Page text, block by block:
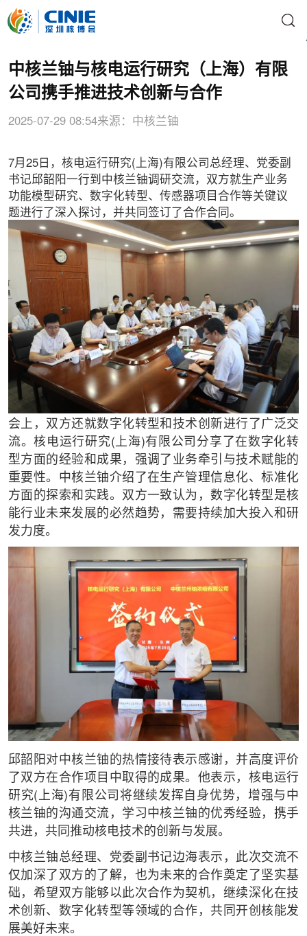
中核兰铀与核电运行研究（上海）有限
公司携手推进技术创新与合作
2025-07-29 08:54来源：中核兰铀
7月25日，核电运行研究(上海)有限公司总经理、党委副
书记邱韶阳一行到中核兰铀调研交流，双方就生产业务
功能模型研究、数字化转型、传感器项目合作等关键议
题进行了深入探讨，并共同签订了合作合同。
会上，双方还就数字化转型和技术创新进行了广泛交
流。核电运行研究(上海)有限公司分享了在数字化转
型方面的经验和成果，强调了业务牵引与技术赋能的
重要性。中核兰铀介绍了在生产管理信息化、标准化
方面的探索和实践。双方一致认为，数字化转型是核
能行业未来发展的必然趋势，需要持续加大投入和研
发力度。
邱韶阳对中核兰铀的热情接待表示感谢，并高度评价
了双方在合作项目中取得的成果。他表示，核电运行
研究(上海)有限公司将继续发挥自身优势，增强与中
核兰铀的沟通交流，学习中核兰铀的优秀经验，携手
共进，共同推动核电技术的创新与发展。
中核兰铀总经理、党委副书记边海表示，此次交流不
仅加深了双方的了解，也为未来的合作奠定了坚实基
础，希望双方能够以此次合作为契机，继续深化在技
术创新、数字化转型等领域的合作，共同开创核能发
展美好未来。